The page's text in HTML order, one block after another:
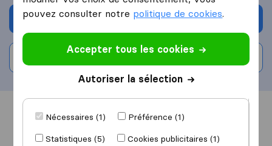
Demander un devis
Rédiger un avis
Vue d'ensemble Avis
pouvez consulter notre politique de cookies.
Accepter tous les cookies
Autoriser la sélection
Nécessaires (1)
Préférence (1)
Statistiques (5)
Cookies publicitaires (1)